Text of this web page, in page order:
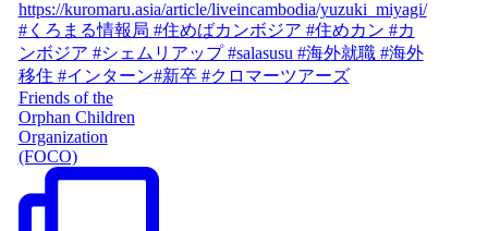
Friends of the
Orphan Children
Organization
(FOCO)